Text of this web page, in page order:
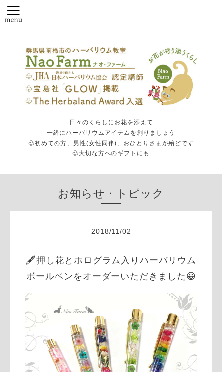
日々のくらしにお花を添えて
一緒にハーバリウムアイテムを創りましょう
♧初めての方、男性(女性同伴)、おひとりさまが殆どです
♧大切な方へのギフトにも
お知らせ・トピック
2018/11 /02
🖋押し花とホログラム入りハーバリウム
ボールペンをオーダーいただきました😀